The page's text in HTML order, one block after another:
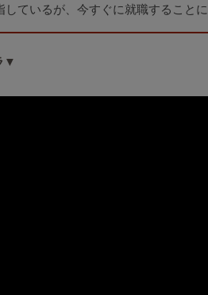
しているが、今すぐに就職すること
▼